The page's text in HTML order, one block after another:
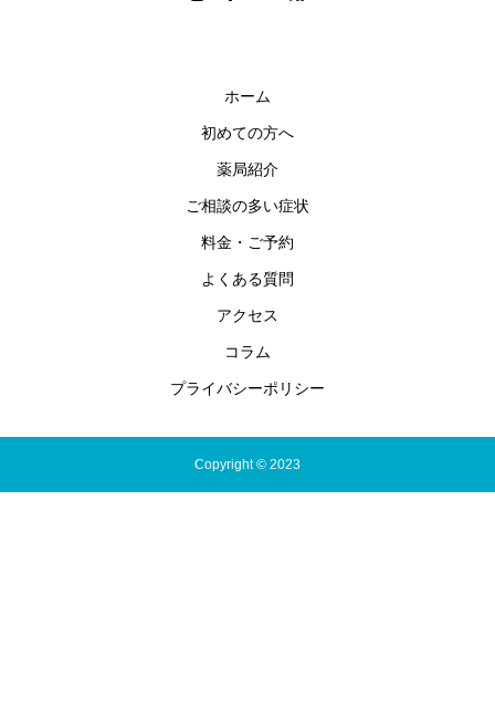
ホーム
初めての方へ
薬局紹介
ご相談の多い症状
料金・ご予約
よくある質問
アクセス
コラム
プライバシーポリシー
Copyright © 2023